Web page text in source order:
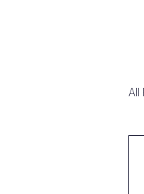
All